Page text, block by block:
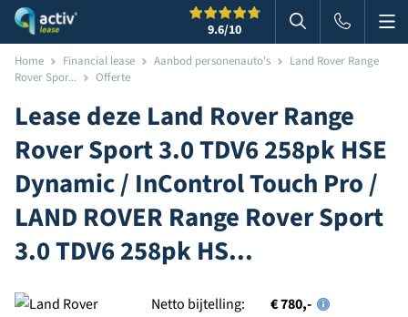
9.6/10 Zoeken in
Home Financial lease Aanbod personenauto's
Land Rover Range
Rover Spor...
Offerte
Lease deze Land RoverRange
Rover Sport 3.0 TDV6 258pk HSE
Dynamic / InControl Touch Pro /
LAND ROVER Range Rover Sport
3.0 TDV6 258pk HS...
Netto bijtelling:
€ 780,-